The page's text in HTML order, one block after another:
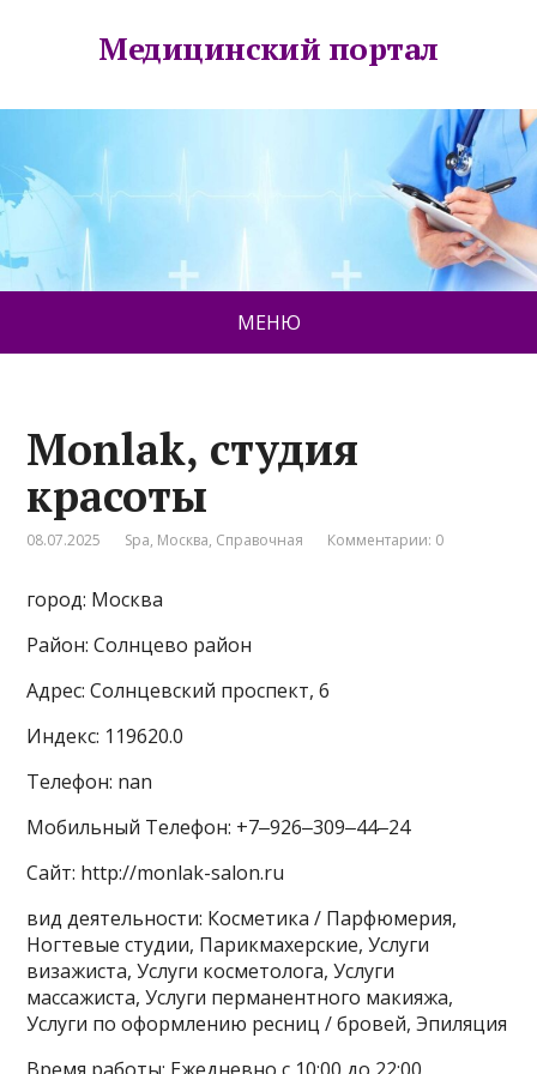
Медицинский портал
МЕНЮ
Monlak, студия
красоты
08.07.2025 Spa, Москва, Справочная Комментарии: 0
город: Москва
Район: Солнцево район
Адрес: Солнцевский проспект, 6
Индекс: 119620.0
Телефон: nan
Мобильный Телефон: +7‒926‒309‒44‒24
Сайт: http://monlak-salon.ru
вид деятельности: Косметика / Парфюмерия,
Ногтевые студии, Парикмахерские, Услуги
визажиста, Услуги косметолога, Услуги
массажиста, Услуги перманентного макияжа,
Услуги по оформлению ресниц / бровей, Эпиляция